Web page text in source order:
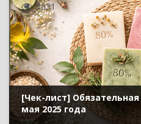
3531
[Чек-лист]
мая 2025 года